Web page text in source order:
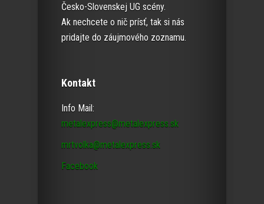
Česko-Slovenskej UG scény.
Ak nechcete o nič prísť, tak si nás
pridajte do záujmového zoznamu.
Kontakt
Info Mail:
metalexpress@metalexpress.sk
mrtvolka@metalexpress.sk
Facebook